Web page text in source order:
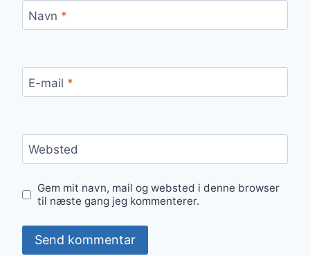
Navn *
E-mail *
Websted
Gem mit navn, mail og websted i denne browser
til næste gang jeg kommenterer.